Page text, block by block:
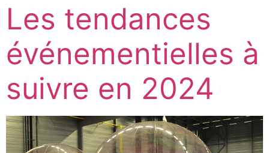
Les tendances
événementielles à
suivre en 2024